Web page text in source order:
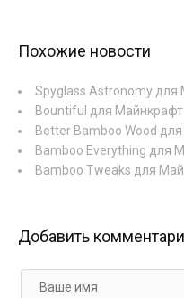
Похожие новости
Spyglass Astronomy для
Bountiful для Майнкрафт
Better Bamboo Wood для
Bamboo Everything для
Bamboo Tweaks для
Добавить